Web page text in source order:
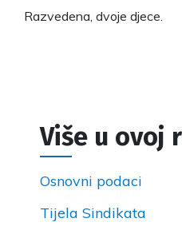
Razvedena, dvoje djece.
Više u ovoj
Osnovni podaci
Tijela Sindikata